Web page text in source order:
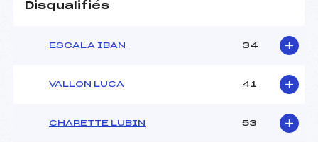
Disqualifiés
ESCALA IBAN 34
VALLON LUCA 41
CHARETTE LUBIN 53